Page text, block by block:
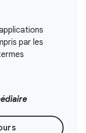
par les